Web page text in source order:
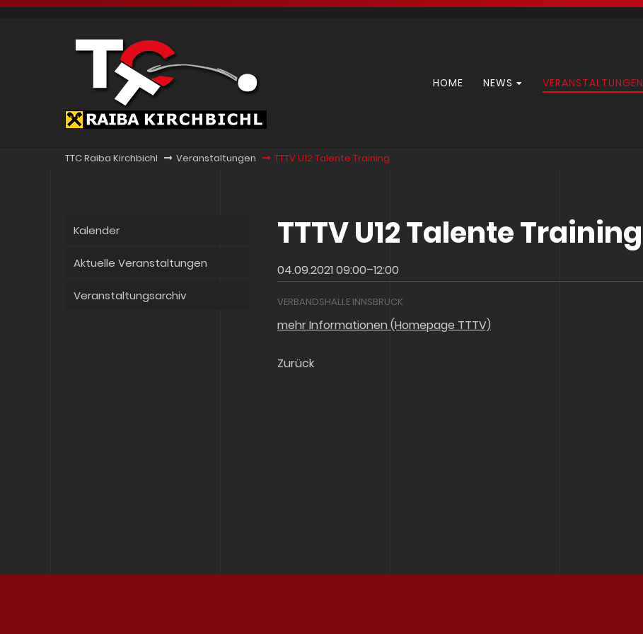
Navigation
HOME NEWS VERANSTALTUNGEN
TTC Raiba Kirchbichl Veranstaltungen TTTV U12 Talente Training
TTTV U12 Talente Training
04.09.2021 09:00–12:00
VERBANDSHALLE INNSBRUCK
mehr Informationen (Homepage TTTV)
Zurück
Kalender
Aktuelle Veranstaltungen
Veranstaltungsarchiv